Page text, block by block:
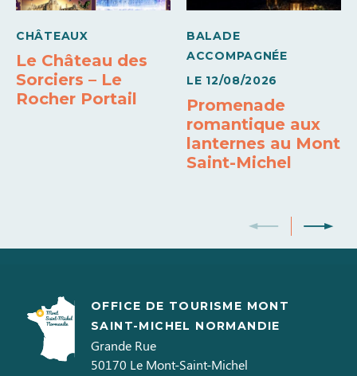
CHÂTEAUX
Le Château des
Sorciers – Le
Rocher Portail
BALADE
ACCOMPAGNÉE
LE 12/08/2026
Promenade
romantique aux
lanternes au Mont
Saint-Michel
OFFICE DE TOURISME MONT
SAINT-MICHEL NORMANDIE
Grande Rue
50170 Le Mont-Saint-Michel